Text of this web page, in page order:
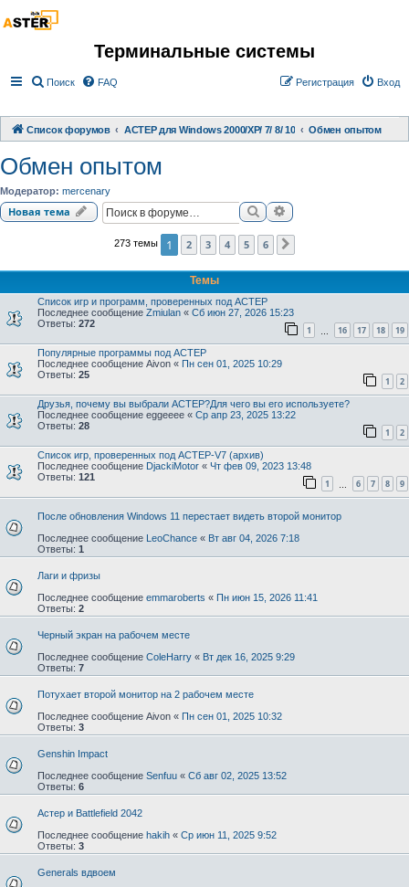
Терминальные системы
Поиск FAQ Вход
Регистрация
Список форумов АСТЕР для Windows 2000/XP/ 7/ 8/ 10 Обмен опытом
Обмен опытом
Модератор: mercenary
Новая тема ПоискРасширенный поиск
273 темы 1 2 3 4 5 6
Темы
Список игр и программ, проверенных под АСТЕР
Последнее сообщение Zmiulan « Сб июн 27, 2026 15:23
Ответы: 272
1 16 17 18 19
Популярные программы под АСТЕР
Последнее сообщение Aivon « Пн сен 01, 2025 10:29
Ответы: 25
1 2
Друзья, почему вы выбрали АСТЕР?Для чего вы его используете?
Последнее сообщение eggeeee « Ср апр 23, 2025 13:22
Ответы: 28
1 2
Список игр, проверенных под АСТЕР-V7 (архив)
Последнее сообщение DjackiMotor « Чт фев 09, 2023 13:48
Ответы: 121
1 6 7 8 9
После обновления Windows 11 перестает видеть второй монитор
Последнее сообщение LeoChance « Вт авг 04, 2026 7:18
Ответы: 1
Лаги и фризы
Последнее сообщение emmaroberts « Пн июн 15, 2026 11:41
Ответы: 2
Черный экран на рабочем месте
Последнее сообщение ColeHarry « Вт дек 16, 2025 9:29
Ответы: 7
Потухает второй монитор на 2 рабочем месте
Последнее сообщение Aivon « Пн сен 01, 2025 10:32
Ответы: 3
Genshin Impact
Последнее сообщение Senfuu « Сб авг 02, 2025 13:52
Ответы: 6
Астер и Battlefield 2042
Последнее сообщение hakih « Ср июн 11, 2025 9:52
Ответы: 3
Generals вдвоем